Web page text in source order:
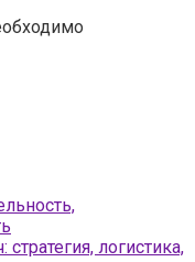
логистика,